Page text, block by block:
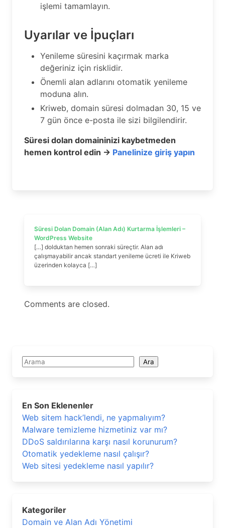
işlemi tamamlayın.
Uyarılar ve İpuçları
Yenileme süresini kaçırmak marka
değeriniz için risklidir.
Önemli alan adlarını otomatik yenileme
moduna alın.
Kriweb, domain süresi dolmadan 30, 15 ve
7 gün önce e-posta ile sizi bilgilendirir.
Süresi dolan domaininizi kaybetmeden
hemen kontrol edin → Panelinize giriş yapın
Süresi Dolan Domain (Alan Adı) Kurtarma İşlemleri –
WordPress Website
[…] dolduktan hemen sonraki süreçtir. Alan adı
çalışmayabilir ancak standart yenileme ücreti ile Kriweb
üzerinden kolayca […]
Comments are closed.
Ara Ara
En Son Eklenenler
Web sitem hack’lendi, ne yapmalıyım?
Malware temizleme hizmetiniz var mı?
DDoS saldırılarına karşı nasıl korunurum?
Otomatik yedekleme nasıl çalışır?
Web sitesi yedekleme nasıl yapılır?
Kategoriler
Domain ve Alan Adı Yönetimi